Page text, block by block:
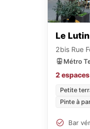
Le Lutin
2bis Rue
Métro
2
Petite
Pinte à
Bar